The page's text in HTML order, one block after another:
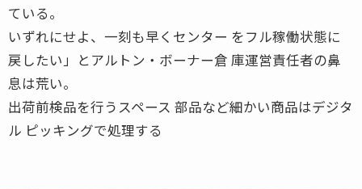
ている。
いずれにせよ、一刻も早くセンター をフル稼働状態に
戻したい」とアルトン・ボーナー倉 庫運営責任者の鼻
息は荒い。
出荷前検品を行うスペース 部品など細かい商品はデジタ
ル ピッキングで処理する